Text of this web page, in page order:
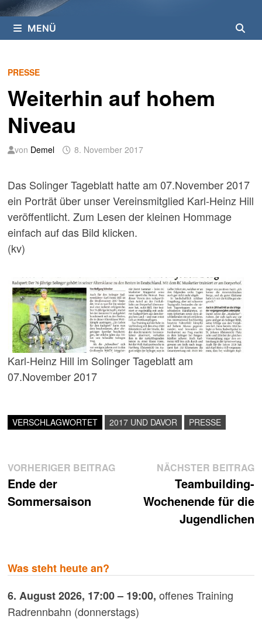
MENÜ
PRESSE
Weiterhin auf hohem
Niveau
von Demel 8. November 2017
Das Solinger Tageblatt hatte am 07.November 2017
ein Porträt über unser Vereinsmitglied Karl-Heinz Hill
veröffentlicht. Zum Lesen der kleinen Hommage
einfach auf das Bild klicken.
(kv)
Karl-Heinz Hill im Solinger Tageblatt am
07.November 2017
VERSCHLAGWORTET 2017 UND DAVOR PRESSE
Beitragsnavigation
VORHERIGER BEITRAGVorheriger
Ende der
Sommersaison
NÄCHSTER BEITRAG
Teambuilding-
Wochenende für die
Jugendlichen
Was steht heute an?
6. August 2026, 17:00– 19:00, offenes Training
Radrennbahn (donnerstags)